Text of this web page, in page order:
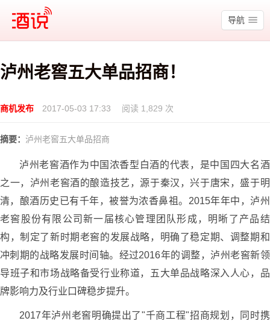
酒说
导航
泸州老窖五大单品招商！
商机发布 2017-05-03 17:33 阅读 1,829 次
摘要： 泸州老窖五大单品招商
泸州老窖酒作为中国浓香型白酒的代表，是中国四大名酒
之一，泸州老窖酒的酿造技艺，源于秦汉，兴于唐宋，盛于明
清，酿酒历史已有千年，被誉为浓香鼻祖。2015年年中，泸州
老窖股份有限公司新一届核心管理团队形成，明晰了产品结
构，制定了新时期老窖的发展战略，明确了稳定期、调整期和
冲刺期的战略发展时间轴。经过2016年的调整，泸州老窖新领
导班子和市场战略备受行业称道，五大单品战略深入人心，品
牌影响力及行业口碑稳步提升。
2017年泸州老窖明确提出了"千商工程"招商规划，同时携